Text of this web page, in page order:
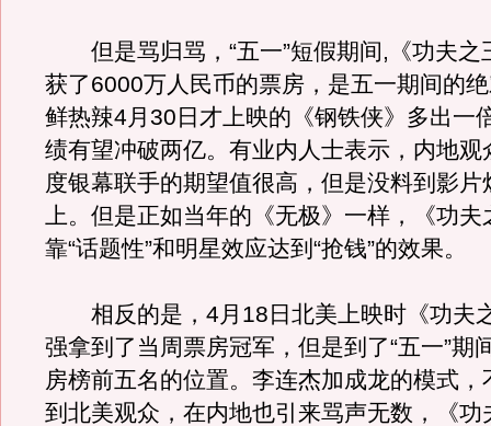
但是骂归骂，“五一”短假期间,《功夫之
获了6000万人民币的票房，是五一期间的
鲜热辣4月30日才上映的《钢铁侠》多出一
绩有望冲破两亿。有业内人士表示，内地观
度银幕联手的期望值很高，但是没料到影片
上。但是正如当年的《无极》一样，《功夫
靠“话题性”和明星效应达到“抢钱”的效果。
相反的是，4月18日北美上映时《功夫
强拿到了当周票房冠军，但是到了“五一”期
房榜前五名的位置。李连杰加成龙的模式，
到北美观众，在内地也引来骂声无数，《功